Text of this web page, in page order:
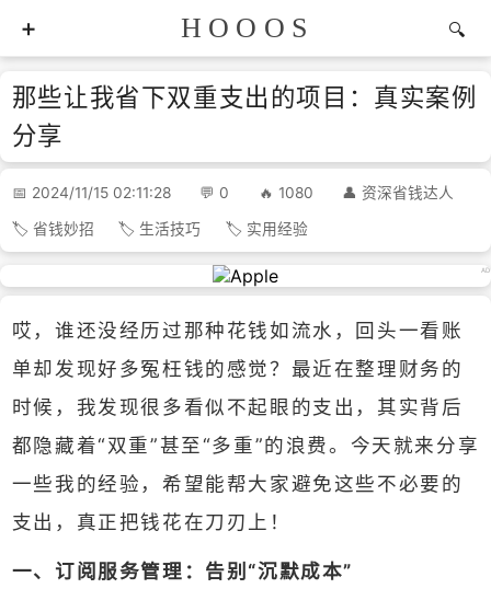
HOOOS
那些让我省下双重支出的项目：真实案例
分享
2024/11/15 02:11:28 0 1080 资深省钱达人
省钱妙招 生活技巧 实用经验
哎，谁还没经历过那种花钱如流水，回头一看账
单却发现好多冤枉钱的感觉？最近在整理财务的
时候，我发现很多看似不起眼的支出，其实背后
都隐藏着“双重”甚至“多重”的浪费。今天就来分享
一些我的经验，希望能帮大家避免这些不必要的
支出，真正把钱花在刀刃上！
一、订阅服务管理：告别“沉默成本”